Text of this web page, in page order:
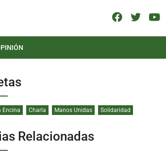
Encina Charla Manos Unidas Solidaridad
Relacionadas